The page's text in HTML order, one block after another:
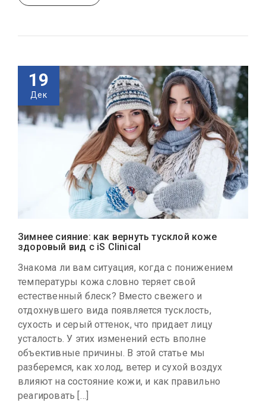
19
Дек
Зимнее сияние: как вернуть тусклой коже
здоровый вид с iS Clinical
Знакома ли вам ситуация, когда с понижением
температуры кожа словно теряет свой
естественный блеск? Вместо свежего и
отдохнувшего вида появляется тусклость,
сухость и серый оттенок, что придает лицу
усталость. У этих изменений есть вполне
объективные причины. В этой статье мы
разберемся, как холод, ветер и сухой воздух
влияют на состояние кожи, и как правильно
реагировать […]